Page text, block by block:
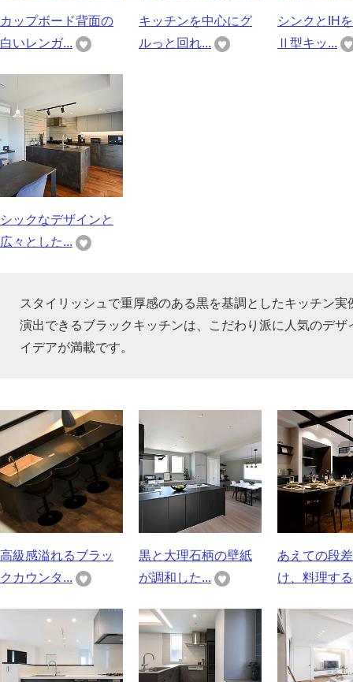
カップボード背面の
白いレンガ...
キッチンを中心にグ
ルっと回れ...
シンクとIH
Ⅱ型キッ...
シックなデザインと
広々とした...
スタイリッシュで重厚感のある黒を基調としたキッチン
演出できるブラックキッチンは、こだわり派に人気のデ
イデアが満載です。
高級感溢れるブラッ
クカウンタ...
黒と大理石柄の壁紙
が調和した...
あえての段
け、料理す